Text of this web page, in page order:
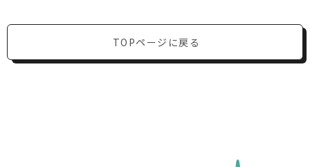
TOPページに戻る